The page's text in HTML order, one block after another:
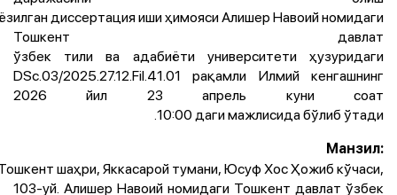
диссертация иши ҳимояси Алишер Навоий номидаги
Тошкент давлат
ўзбек тили ва адабиёти университети ҳузуридаги
DSc.03/2025.27.12.Fil.41.01 рақамли Илмий кенгашнинг
2026 йил 23 апрель куни соат
10:00 даги мажлисида бўлиб ўтади.
Манзил:
шаҳри, Яккасарой тумани, Юсуф Хос Ҳожиб кўчаси,
103-уй. Алишер Навоий номидаги Тошкент давлат ўзбек